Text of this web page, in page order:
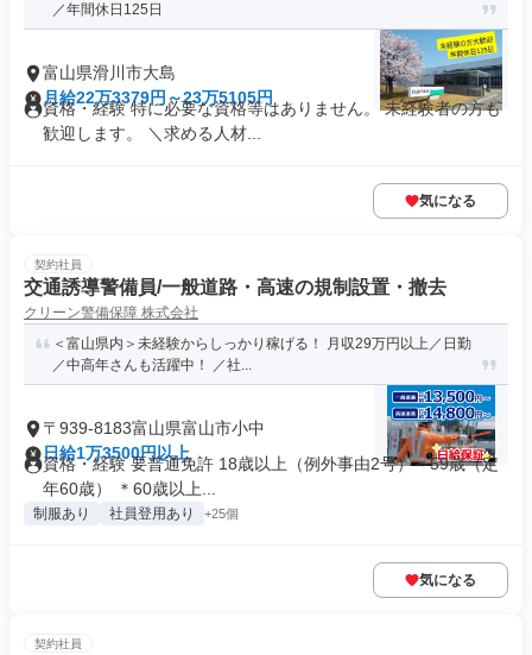
／年間休日125日
富山県滑川市大島
月給22万3379円～23万5105円
資格・経験 特に必要な資格等はありません。 未経験者の方も
歓迎します。 ＼求める人材...
気になる
契約社員
交通誘導警備員/一般道路・高速の規制設置・撤去
クリーン警備保障 株式会社
＜富山県内＞未経験からしっかり稼げる！ 月収29万円以上／日勤
／中高年さんも活躍中！ ／社...
〒939-8183富山県富山市小中
日給1万3500円以上
資格・経験 要普通免許 18歳以上（例外事由2号）～59歳（定
年60歳） ＊60歳以上...
制服あり 社員登用あり +25個
気になる
契約社員